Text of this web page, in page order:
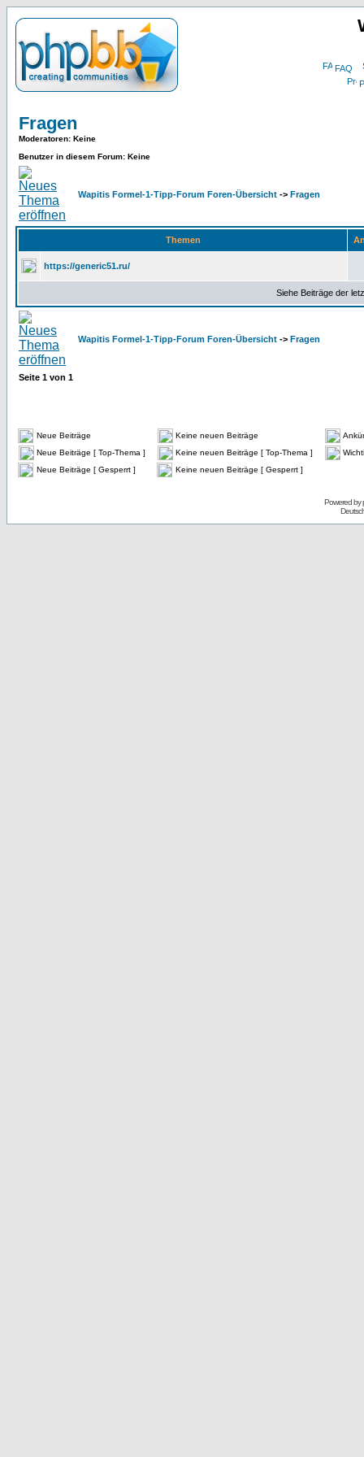
FAQ
Fragen
Moderatoren: Keine
Benutzer in diesem Forum: Keine
Wapitis Formel-1-Tipp-Forum Foren-Übersicht -> Fragen
Themen
https://generic51.ru/
Siehe Beiträge der
Wapitis Formel-1-Tipp-Forum Foren-Übersicht -> Fragen
Seite 1 von 1
Neue Beiträge Keine neuen Beiträge
Neue Beiträge [ Top-Thema ]
Keine neuen Beiträge [ Top-Thema ]
Neue Beiträge [ Gesperrt ]
Keine neuen Beiträge [ Gesperrt ]
Powered by